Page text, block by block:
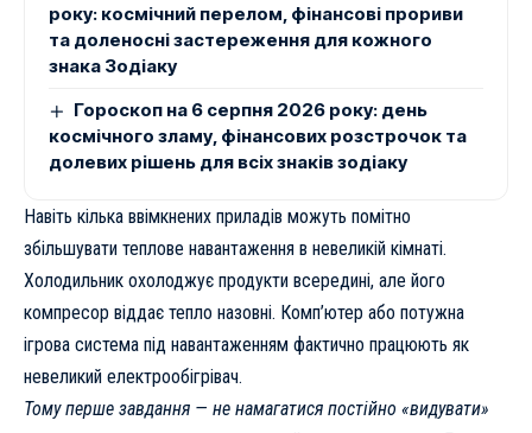
року: космічний перелом, фінансові прориви
та доленосні застереження для кожного
знака Зодіаку
Гороскоп на 6 серпня 2026 року: день
космічного зламу, фінансових розстрочок та
долевих рішень для всіх знаків зодіаку
Навіть кілька ввімкнених приладів можуть помітно
збільшувати теплове навантаження в невеликій кімнаті.
Холодильник охолоджує продукти всередині, але його
компресор віддає тепло назовні. Комп’ютер або потужна
ігрова система під навантаженням фактично працюють як
невеликий електрообігрівач.
Тому перше завдання — не намагатися постійно «видувати»